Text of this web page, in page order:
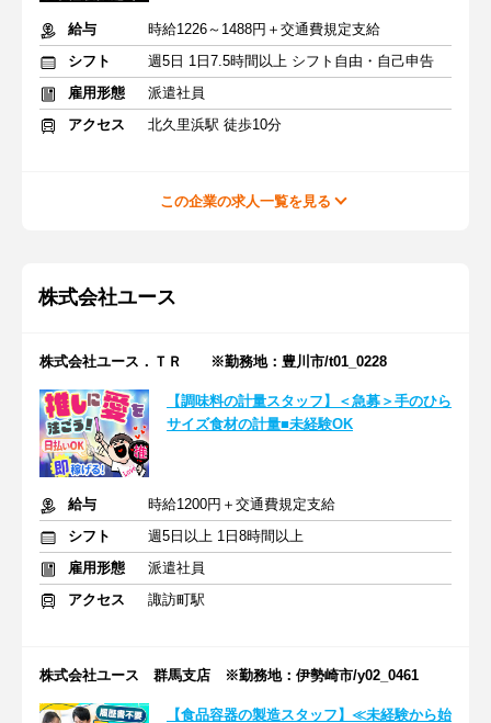
給与
時給1226～1488円＋交通費規定支給
シフト
週5日 1日7.5時間以上 シフト自由・自己申告
雇用形態
派遣社員
アクセス
北久里浜駅 徒歩10分
この企業の求人一覧を見る
株式会社ユース
株式会社ユース．ＴＲ ※勤務地：豊川市/t01_0228
【調味料の計量スタッフ】＜急募＞手のひら
サイズ食材の計量■未経験OK
給与
時給1200円＋交通費規定支給
シフト
週5日以上 1日8時間以上
雇用形態
派遣社員
アクセス
諏訪町駅
株式会社ユース 群馬支店 ※勤務地：伊勢崎市/y02_0461
【食品容器の製造スタッフ】≪未経験から始